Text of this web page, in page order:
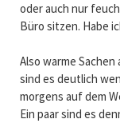
oder auch nur
Büro sitzen. Habe
Also warme
sind es deutlich
morgens auf dem
Ein paar sind es